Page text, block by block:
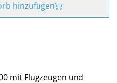
hinzufügen
mit Flugzeugen und